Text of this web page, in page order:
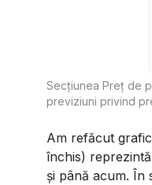
Secțiunea Preț de
previziuni privind
Am refăcut
închis)
și până acum. În